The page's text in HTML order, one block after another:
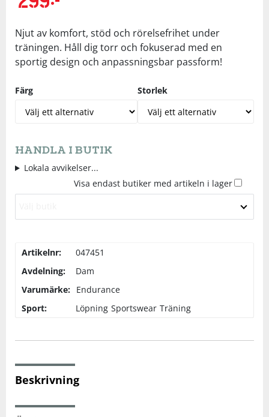
Sporttillbehör
Väskor
Sporttillbehör
Väskor
Löpning
Rullskidor
Träning
Volleyboll
Njut av komfort, stöd och rörelsefrihet under
träningen. Håll dig torr och fokuserad med en
sportig design och anpassningsbar passform!
Färg Storlek
HANDLA I BUTIK
Lokala avvikelser...
Visa endast butiker med artikeln i lager
Artikelnr:
047451
Avdelning:
Dam
Varumärke: Endurance
Sport:
Löpning Sportswear Träning
Beskrivning